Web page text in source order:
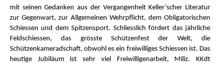
mit seinen Gedanken aus der Vergangenheit Keller’scher Literatur
zur Gegenwart, zur Allgemeinen Wehrpflicht, dem Obligatorischen
Schiessen und dem Spitzensport. Schliesslich fördert das jährliche
Feldschiessen, das grösste Schützenfest der Welt, die
Schützenkameradschaft, obwohl es ein freiwilliges Schiessen ist. Das
heutige Jubiläum ist sehr viel Freiwilligenarbeit, Miliz. KKdt